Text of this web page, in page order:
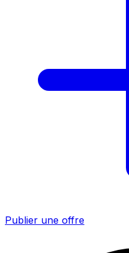
Publier une offre